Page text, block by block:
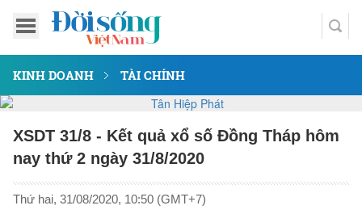
KINH DOANH TÀI CHÍNH
XSDT 31/8 - Kết quả xổ số Đồng Tháp hôm
nay thứ 2 ngày 31/8/2020
Thứ hai, 31/08/2020, 10:50 (GMT+7)